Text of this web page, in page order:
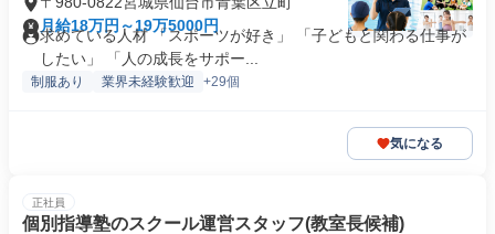
月給18万円～19万5000円
求めている人材 「スポーツが好き」 「子どもと関わる仕事が
したい」 「人の成長をサポー...
制服あり 業界未経験歓迎 +29個
気になる
正社員
個別指導塾のスクール運営スタッフ(教室長候補)